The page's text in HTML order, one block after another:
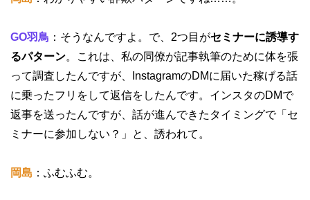
GO羽鳥 ：そうなんですよ。で、2つ目がセミナーに誘導す
るパターン。これは、私の同僚が記事執筆のために体を張
って調査したんですが、InstagramのDMに届いた稼げる話
に乗ったフリをして返信をしたんです。インスタのDMで
返事を送ったんですが、話が進んできたタイミングで「セ
ミナーに参加しない？」と、誘われて。
岡島 ：ふむふむ。